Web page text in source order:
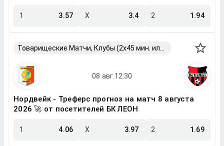
1 3.57 X 3.4 2 1.94
Нордвейк - Треферс прогноз на матч 8 августа
2026 🚀 от посетителей БК ЛЕОН
1 4.06 X 3.97 2 1.69